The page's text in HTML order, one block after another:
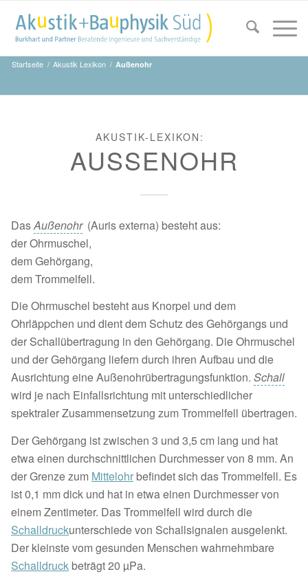
Startseite / Akustik Lexikon / Außenohr
AKUSTIK-LEXIKON:
AUSSENOHR
DasAußenohr (Auris externa) besteht aus:
der Ohrmuschel,
dem Gehörgang,
dem Trommelfell.
Die Ohrmuschel besteht aus Knorpel und dem
Ohrläppchen und dient dem Schutz des Gehörgangs und
der Schallübertragung in den Gehörgang. Die Ohrmuschel
und der Gehörgang liefern durch ihren Aufbau und die
Ausrichtung eine Außenohrübertragungsfunktion. Schall
wird je nach Einfallsrichtung mit unterschiedlicher
spektraler Zusammensetzung zum Trommelfell übertragen.
Der Gehörgang ist zwischen 3 und 3,5 cm lang und hat
etwa einen durchschnittlichen Durchmesser von 8 mm. An
der Grenze zum Mittelohr befindet sich das Trommelfell. Es
ist 0,1 mm dick und hat in etwa einen Durchmesser von
einem Zentimeter. Das Trommelfell wird durch die
Schalldruckunterschiede von Schallsignalen ausgelenkt.
Der kleinste vom gesunden Menschen wahrnehmbare
Schalldruck beträgt 20 µPa.